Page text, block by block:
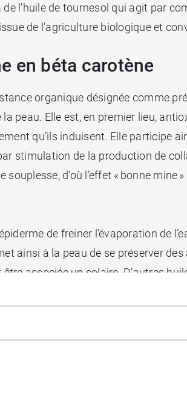
l’huile de tournesol qui agit par
de l’agriculture biologique et
en béta carotène
organique désignée comme
Elle est, en premier lieu,
qu’ils induisent. Elle participe
stimulation de la production de
d’où l’effet « bonne mine »
de freiner l’évaporation de
ainsi à la peau de se préserver des
associée un solaire. D’autres